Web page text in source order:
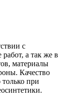
с
а так же в
материалы
Качество
при